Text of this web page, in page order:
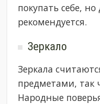
покупать себе,
рекомендуется.
Зеркало
Зеркала
предметами, так
Народные